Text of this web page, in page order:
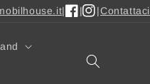
|
|
|Contattaci